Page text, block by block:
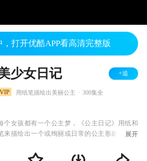
打开优酷APP看高清完整版
少女日记 +追
VIP 用纸笔描绘出美丽公主 300集全
个女孩都有一个公主梦，《公主日记》用纸和
来描绘出一个或绚丽或日常的公主形象，每一
解和接受。
展开